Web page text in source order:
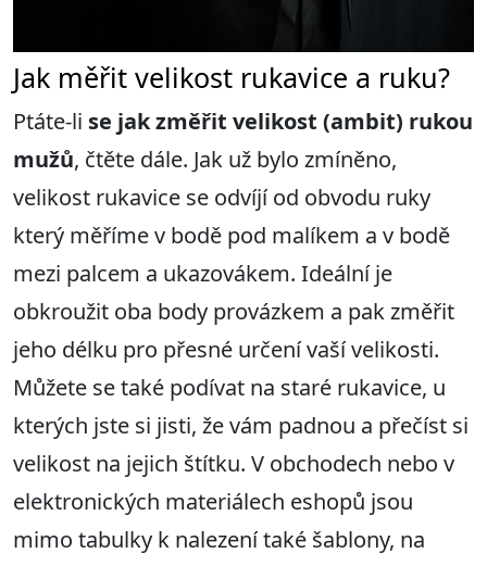
Jak měřit velikost rukavice a ruku?
Ptáte-li se jak změřit velikost (ambit) rukou
mužů, čtěte dále. Jak už bylo zmíněno,
velikost rukavice se odvíjí od obvodu ruky
který měříme v bodě pod malíkem a v bodě
mezi palcem a ukazovákem. Ideální je
obkroužit oba body provázkem a pak změřit
jeho délku pro přesné určení vaší velikosti.
Můžete se také podívat na staré rukavice, u
kterých jste si jisti, že vám padnou a přečíst si
velikost na jejich štítku. V obchodech nebo v
elektronických materiálech eshopů jsou
mimo tabulky k nalezení také šablony, na